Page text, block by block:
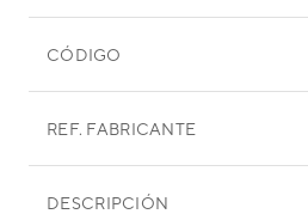
CÓDIGO
REF. FABRICANTE
DESCRIPCIÓN